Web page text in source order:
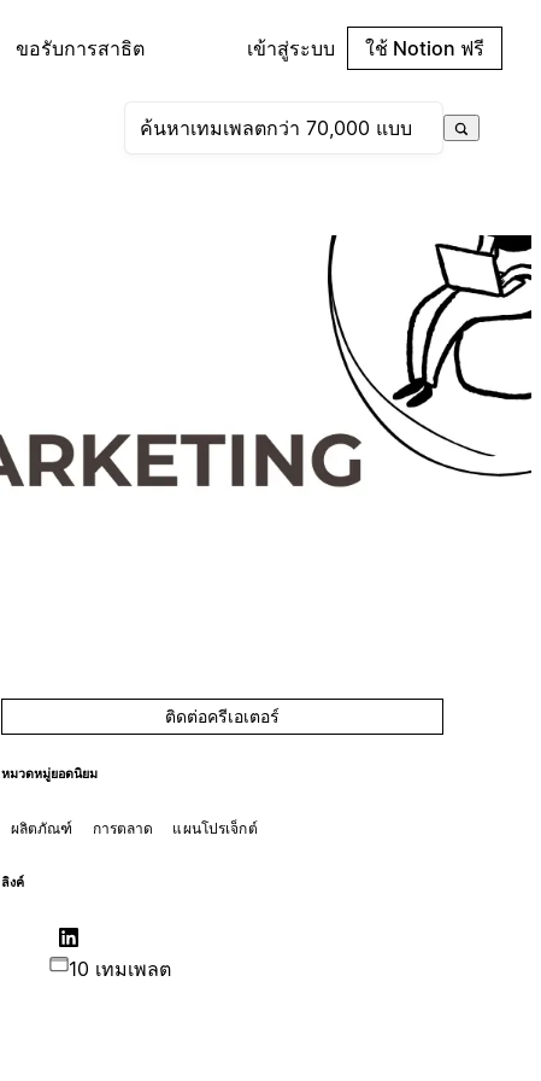
ขอรับการสาธิต เข้าสู่ระบบ ใช้ Notion ฟรี
ติดต่อครีเอเตอร์
หมวดหมู่ยอดนิยม
ผลิตภัณฑ์ การตลาด แผนโปรเจ็กต์
ลิงค์
10 เทมเพลต